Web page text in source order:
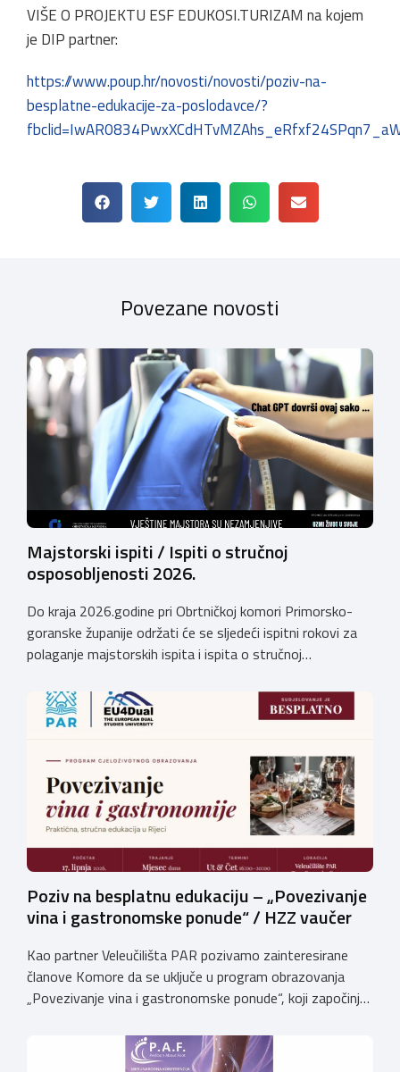
VIŠE O PROJEKTU ESF EDUKOSI.TURIZAM na kojem
je DIP partner:
https://www.poup.hr/novosti/novosti/poziv-na-
besplatne-edukacije-za-poslodavce/?
Povezane novosti
Majstorski ispiti / Ispiti o stručnoj
osposobljenosti 2026.
Do kraja 2026.godine pri Obrtničkoj komori Primorsko-
goranske županije održati će se sljedeći ispitni rokovi za
polaganje majstorskih ispita i ispita o stručnoj
prosinac 2026. Pri Obrtničkoj komori Primorsko-goranske
županije djeluju Komisije za polaganje majstorskih ispita
potrebno je priložiti: Potvrdu o radnom iskustvu […]
Poziv na besplatnu edukaciju – „Povezivanje
vina i gastronomske ponude“ / HZZ vaučer
Kao partner Veleučilišta PAR pozivamo zainteresirane
članove Komore da se uključe u program obrazovanja
„Povezivanje vina i gastronomske ponude“, koji započinje
PAR.Voditelj programa je dr. sc. Slobodan Ivanović,
profesor emeritus. Posebno ističemo kako je program za